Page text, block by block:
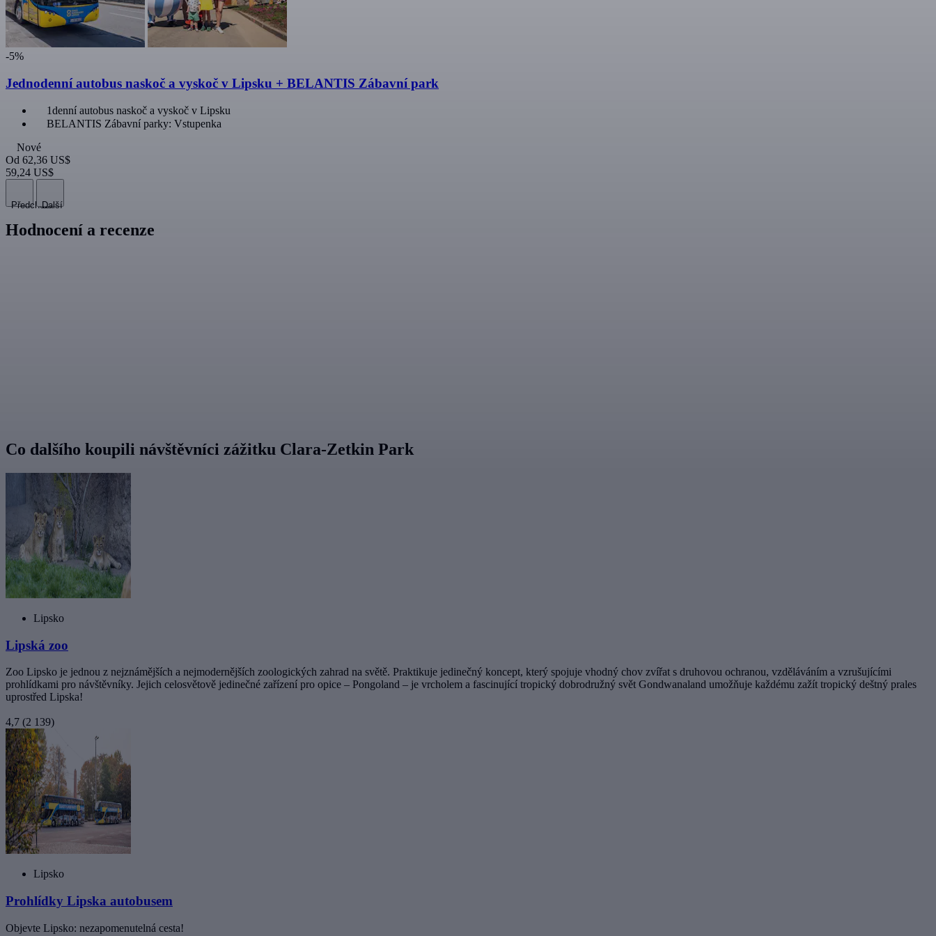
-5%
Jednodenní autobus naskoč a vyskoč v Lipsku + BELANTIS Zábavní park
1denní autobus naskoč a vyskoč v Lipsku
BELANTIS Zábavní parky: Vstupenka
Nové
Od 62,36 US$
59,24 US$
PředchozíDalší
Hodnocení a recenze
Co dalšího koupili návštěvníci zážitku Clara-Zetkin Park
Lipsko
Lipská zoo
Zoo Lipsko je jednou z nejznámějších a nejmodernějších zoologických zahrad na světě. Praktikuje jedinečný koncept, který spojuje vhodný chov zvířat s druhovou ochranou, vzděláváním a vzrušujícími
prohlídkami pro návštěvníky. Jejich celosvětově jedinečné zařízení pro opice – Pongoland – je vrcholem a fascinující tropický dobrodružný svět Gondwanaland umožňuje každému zažít tropický deštný prales
uprostřed Lipska!
4,7 (2 139)
Lipsko
Prohlídky Lipska autobusem
Objevte Lipsko: nezapomenutelná cesta!